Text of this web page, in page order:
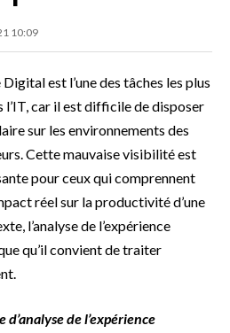
10:09
est l’une des tâches les plus
car il est difficile de disposer
sur les environnements des
Cette mauvaise visibilité est
pour ceux qui comprennent
réel sur la productivité d’une
l’analyse de l’expérience
qu’il convient de traiter
de l’expérience